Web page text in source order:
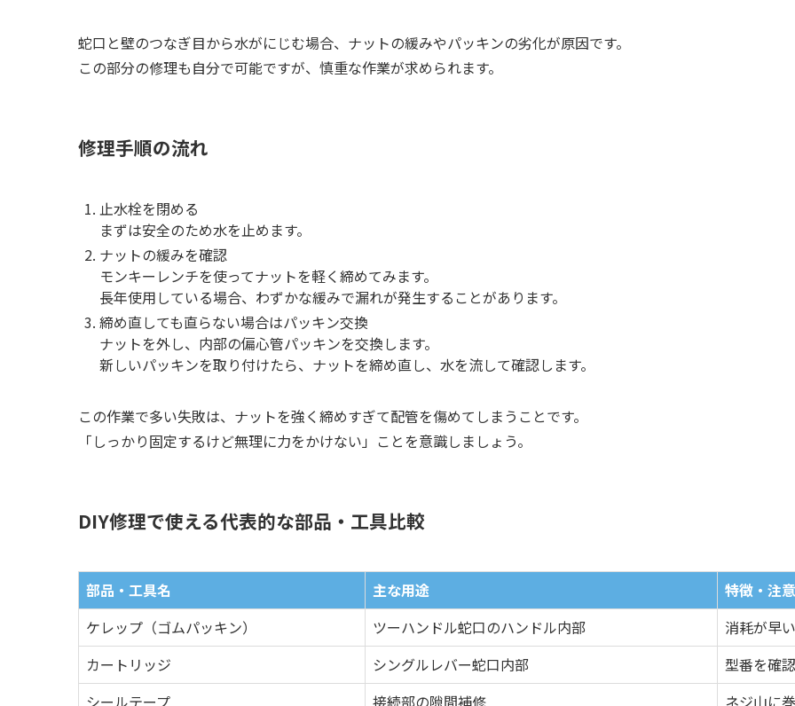
蛇口と壁のつなぎ目から水がにじむ場合、ナットの緩みやパッキンの劣化が原因です。
この部分の修理も自分で可能ですが、慎重な作業が求められます。
修理手順の流れ
止水栓を閉める
まずは安全のため水を止めます。
ナットの緩みを確認
モンキーレンチを使ってナットを軽く締めてみます。
長年使用している場合、わずかな緩みで漏れが発生することがあります。
締め直しても直らない場合はパッキン交換
ナットを外し、内部の偏心管パッキンを交換します。
新しいパッキンを取り付けたら、ナットを締め直し、水を流して確認します。
この作業で多い失敗は、ナットを強く締めすぎて配管を傷めてしまうことです。
「しっかり固定するけど無理に力をかけない」ことを意識しましょう。
DIY修理で使える代表的な部品・工具比較
部品・工具名 主な用途
特徴・注
ケレップ（ゴムパッキン）
ツーハンドル蛇口のハンドル内部
消耗が早
カートリッジ
シングルレバー蛇口内部
型番を確
シールテープ
接続部の隙間補修 ネジ山に